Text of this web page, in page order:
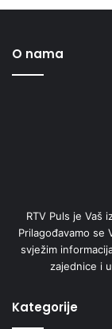
O nama
RTV Puls je Vaš
Prilagođavamo se
svježim
zajednice i
Kategorije